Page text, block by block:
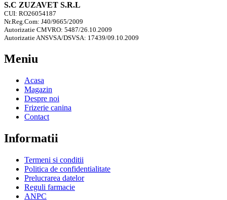
S.C ZUZAVET S.R.L
CUI: RO26054187
Nr.Reg.Com: J40/9665/2009
Autorizatie CMVRO: 5487/26.10.2009
Autorizatie ANSVSA/DSVSA: 17439/09.10.2009
Meniu
Acasa
Magazin
Despre noi
Frizerie canina
Contact
Informatii
Termeni si conditii
Politica de confidentialitate
Prelucrarea datelor
Reguli farmacie
ANPC